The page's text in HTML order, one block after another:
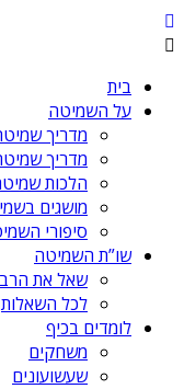
בית
על השמיטה
מדריך
מדריך
הלכות
מושגים
סיפורי
שו”ת השמיטה
שאל את הרב
לכל השאלות
לומדים בכיף
משחקים
שעשועונים